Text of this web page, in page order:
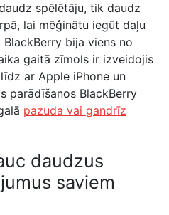
spēlētāju, tik daudz
lai mēģinātu iegūt daļu
bija viens no
gaitā zīmols ir izveidojis
ar Apple iPhone un
parādīšanos BlackBerry
pazuda vai gandrīz
daudzus
saviem